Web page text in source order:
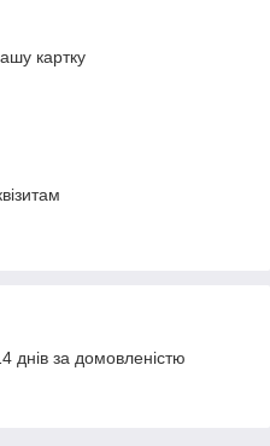
картку
днів за домовленістю